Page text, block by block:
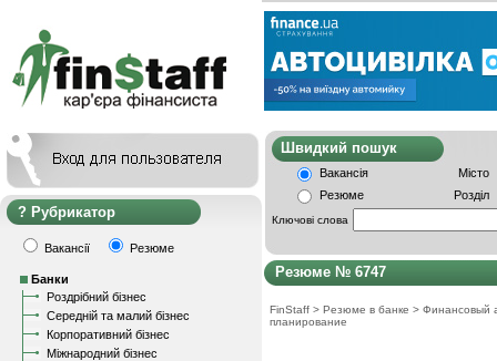
Рубрикатор
Вакансії Резюме
Банки
Роздрібний бізнес
Середній та малий бізнес
Корпоративний бізнес
Міжнародний бізнес
Швидкий
Вакансія
Місто
Резюме
Розділ
Ключові слова
Резюме № 6747
FinStaff > Резюме в банке > Финансовый
планирование